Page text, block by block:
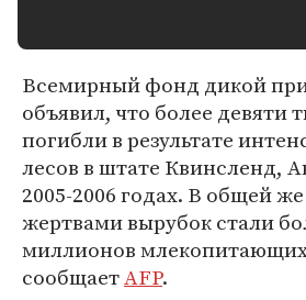
Всемирный фонд дикой
объявил, что более девяти
погибли в результате
лесов в штате Квинсленд,
2005-2006 годах. В общей
жертвами вырубок стали
миллионов
сообщаетAFP.